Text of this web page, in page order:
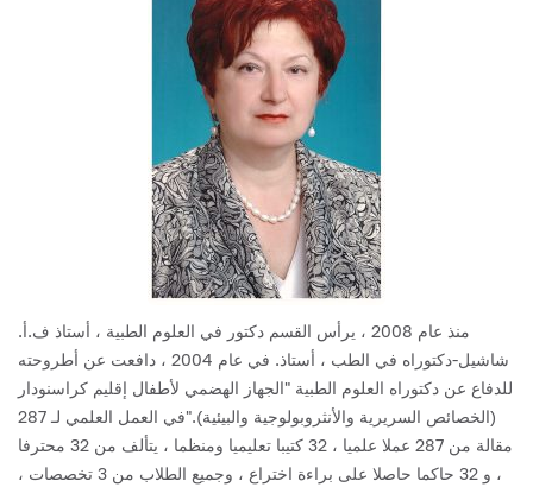
منذ عام 2008 ، يرأس القسم دكتور في العلوم الطبية ، أستاذ ف.أ.
شاشيل-دكتوراه في الطب ، أستاذ.
في عام 2004 ، دافعت عن أطروحته
للدفاع عن دكتوراه العلوم الطبية "الجهاز الهضمي لأطفال إقليم كراسنودار
(الخصائص السريرية والأنثروبولوجية والبيئية)."في العمل العلمي لـ 287
مقالة من 287 عملا علميا ، 32 كتيبا تعليميا ومنظما ، يتألف من 32 محترفا
، و 32 حاكما حاصلا على براءة اختراع ، وجميع الطلاب من 3 تخصصات ،